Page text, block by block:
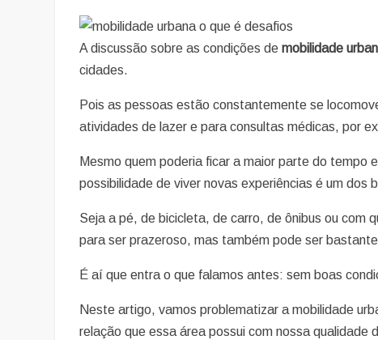
A discussão sobre as condições demobilidade
cidades.
Pois as pessoas estão constantemente se
atividades de lazer e para consultas médicas, por
Mesmo quem poderia ficar a maior parte do tempo
possibilidade de viver novas experiências é um dos
Seja a pé, de bicicleta, de carro, de ônibus ou com
para ser prazeroso, mas também pode ser
É aí que entra o que falamos antes: sem boas
Neste artigo, vamos problematizar a mobilidade
relação que essa área possui com nossa qualidade